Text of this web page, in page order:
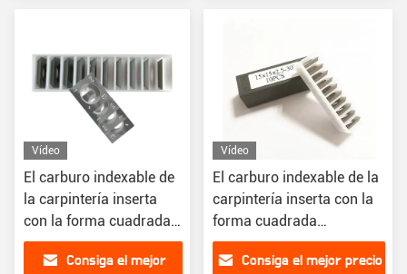
Vídeo
El carburo indexable de
la carpintería inserta
con la forma cuadrada
14x14x2-30°R150 del
radio
Consiga el mejor
Vídeo
El carburo indexable de la
carpintería inserta con la
forma cuadrada
15x15x2.5-30°
Consiga el mejor precio